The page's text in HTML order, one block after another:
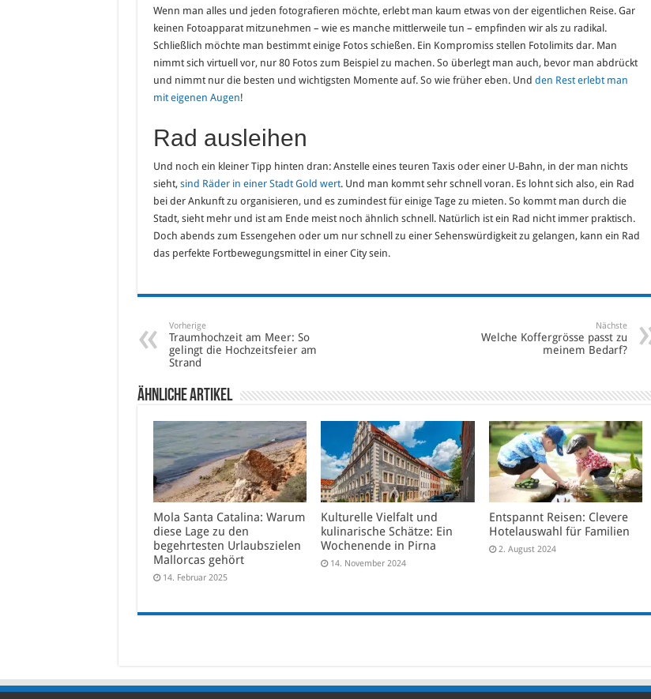
Wenn man alles und jeden fotografieren möchte, erlebt man kaum etwas von der eigentlichen Reise. Gar
keinen Fotoapparat mitzunehmen – wie es manche mittlerweile tun – empfinden wir als zu radikal.
Schließlich möchte man bestimmt einige Fotos schießen. Ein Kompromiss stellen Fotolimits dar. Man
nimmt sich virtuell vor, nur 80 Fotos zum Beispiel zu machen. So überlegt man auch, bevor man abdrückt
und nimmt nur die besten und wichtigsten Momente auf. So wie früher eben. Und den Rest erlebt man
mit eigenen Augen!
Rad ausleihen
Und noch ein kleiner Tipp hinten dran: Anstelle eines teuren Taxis oder einer U-Bahn, in der man nichts
sieht, sind Räder in einer Stadt Gold wert. Und man kommt sehr schnell voran. Es lohnt sich also, ein Rad
bei der Ankunft zu organisieren, und es zumindest für einige Tage zu mieten. So kommt man durch die
Stadt, sieht mehr und ist am Ende meist noch ähnlich schnell. Natürlich ist ein Rad nicht immer praktisch.
Doch abends zum Essengehen oder um nur schnell zu einer Sehenswürdigkeit zu gelangen, kann ein Rad
das perfekte Fortbewegungsmittel in einer City sein.
Vorherige
Traumhochzeit am Meer: So
gelingt die Hochzeitsfeier am
Strand
Nächste
Welche Koffergrösse passt zu
meinem Bedarf?
Ähnliche Artikel
Mola Santa Catalina: Warum
diese Lage zu den
begehrtesten Urlaubszielen
Mallorcas gehört
14. Februar 2025
Kulturelle Vielfalt und
kulinarische Schätze: Ein
Wochenende in Pirna
14. November 2024
Entspannt Reisen: Clevere
Hotelauswahl für Familien
2. August 2024